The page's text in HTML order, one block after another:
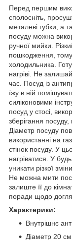
Перед першим
сполосніть,
металеві губки, а
посуду можна
ручної мийки.
пошкодження,
холодильника.
нагріві. Не
час. Посуд із
їжу в ній
силіконовими
посуд у стосі,
зберігання
Діаметр посуду
використанні на
стінок посуду. У
нагріватися. У
уникати різкої
Не можна мити
залиште її до
поради щодо
Характерики:
Внутрішнє
Діаметр 20 см